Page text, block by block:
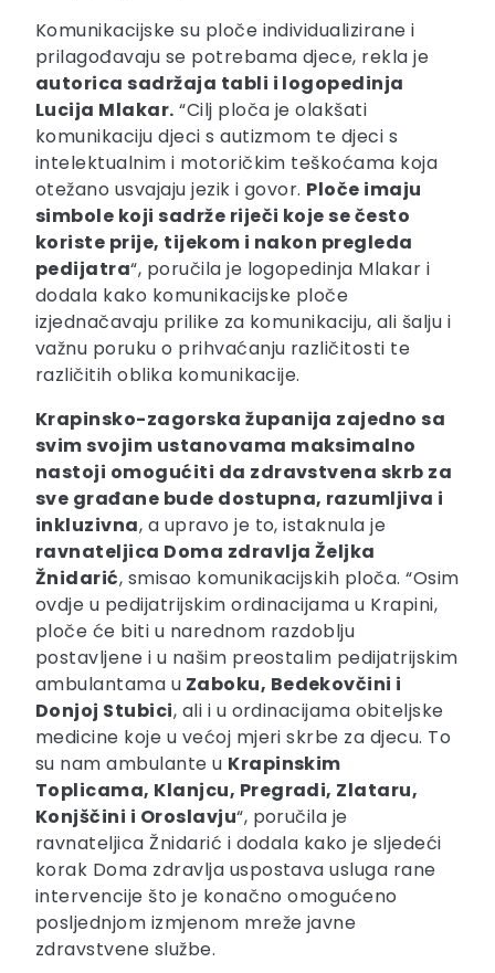
Komunikacijske su ploče individualizirane i
prilagođavaju se potrebama djece, rekla je
autorica sadržaja tabli i logopedinja
Lucija Mlakar. “Cilj ploča je olakšati
komunikaciju djeci s autizmom te djeci s
intelektualnim i motoričkim teškoćama koja
otežano usvajaju jezik i govor. Ploče imaju
simbole koji sadrže riječi koje se često
koriste prije, tijekom i nakon pregleda
pedijatra“, poručila je logopedinja Mlakar i
dodala kako komunikacijske ploče
izjednačavaju prilike za komunikaciju, ali šalju i
važnu poruku o prihvaćanju različitosti te
različitih oblika komunikacije.
Krapinsko-zagorska županija zajedno sa
svim svojim ustanovama maksimalno
nastoji omogućiti da zdravstvena skrb za
sve građane bude dostupna, razumljiva i
inkluzivna, a upravo je to, istaknula je
ravnateljica Doma zdravlja Željka
Žnidarić, smisao komunikacijskih ploča. “Osim
ovdje u pedijatrijskim ordinacijama u Krapini,
ploče će biti u narednom razdoblju
postavljene i u našim preostalim pedijatrijskim
ambulantama u Zaboku, Bedekovčini i
Donjoj Stubici, ali i u ordinacijama obiteljske
medicine koje u većoj mjeri skrbe za djecu. To
su nam ambulante u Krapinskim
Toplicama, Klanjcu, Pregradi, Zlataru,
Konjščini i Oroslavju“, poručila je
ravnateljica Žnidarić i dodala kako je sljedeći
korak Doma zdravlja uspostava usluga rane
intervencije što je konačno omogućeno
posljednjom izmjenom mreže javne
zdravstvene službe.